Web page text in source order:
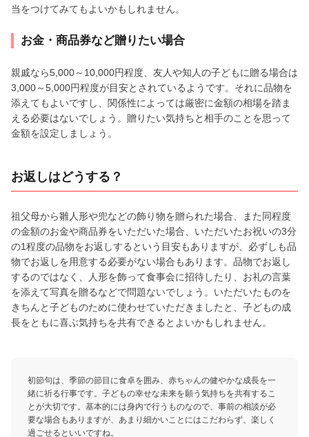
当をつけてみてもよいかもしれません。
お金・商品券など贈りたい場合
親戚なら5,000～10,000円程度、友人や知人の子どもに贈る場合は
3,000～5,000円程度が目安とされているようです。それに品物を
添えてもよいですし、関係性によっては厳密に金額の相場を踏ま
える必要はないでしょう。贈りたい気持ちと相手のことを思って
金額を設定しましょう。
お返しはどうする？
祖父母から雛人形や兜などの飾り物を贈られた場合、また同程度
の金額のお金や商品券をいただいた場合、いただいたお祝いの3分
の1程度の品物をお返しするという目安もありますが、必ずしも品
物でお返しを用意する必要がない場合もあります。品物でお返し
するのではなく、人形を飾って食事会に招待したり、お礼の言葉
を添えて写真を贈るなどで問題ないでしょう。いただいたものを
きちんと子どものために使わせていただきましたと、子どもの成
長をともに喜ぶ気持ちを共有できるとよいかもしれません。
初節句は、季節の節目に食卓を囲み、赤ちゃんの健やかな成長を一
緒に祈る行事です。子どもの幸せな未来を願う気持ちを共有するこ
とが大切です。基本的には身内で行うものなので、事前の相談が必
要な場合もありますが、あまり細かいことにはこだわらず、楽しく
過ごせるといいですね。